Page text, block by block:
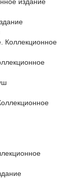
Коллекционное